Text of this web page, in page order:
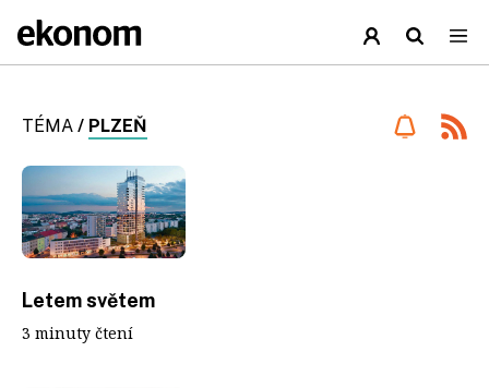
TÉMA / PLZEŇ
Letem světem
3 minuty čtení